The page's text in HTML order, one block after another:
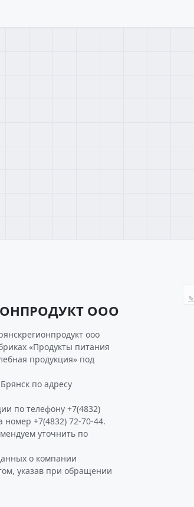
✎
ООО
ооо
«Продукты питания
продукция» под
по адресу
по телефону +7(4832)
номер +7(4832) 72-70-44.
уточнить по
о компании
указав при обращении